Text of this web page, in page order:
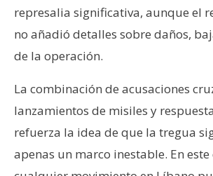
represalia significativa, aunque el
no añadió detalles sobre daños,
de la operación.
La combinación de acusaciones
lanzamientos de misiles y
refuerza la idea de que la tregua
apenas un marco inestable. En este